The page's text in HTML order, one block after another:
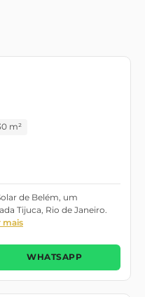
m²
de Belém, um
Tijuca, Rio de Janeiro.
mais
WHATSAPP